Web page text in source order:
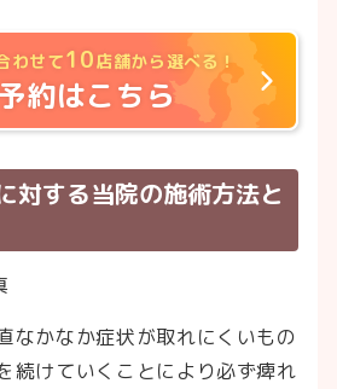
わせて10店舗から選べる！
約はこちら
対する当院の施術方法と
なかなか症状が取れにくいもの
続けていくことにより必ず痺れ